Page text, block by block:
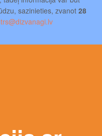
sazinieties, zvanot28